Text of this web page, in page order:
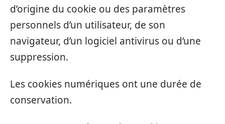
d’origine du cookie ou des paramètres
personnels d’un utilisateur, de son
navigateur, d’un logiciel antivirus ou d’une
suppression.
Les cookies numériques ont une durée de
conservation.